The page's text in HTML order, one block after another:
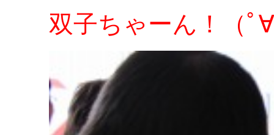
双子ちゃーん！（ﾟ